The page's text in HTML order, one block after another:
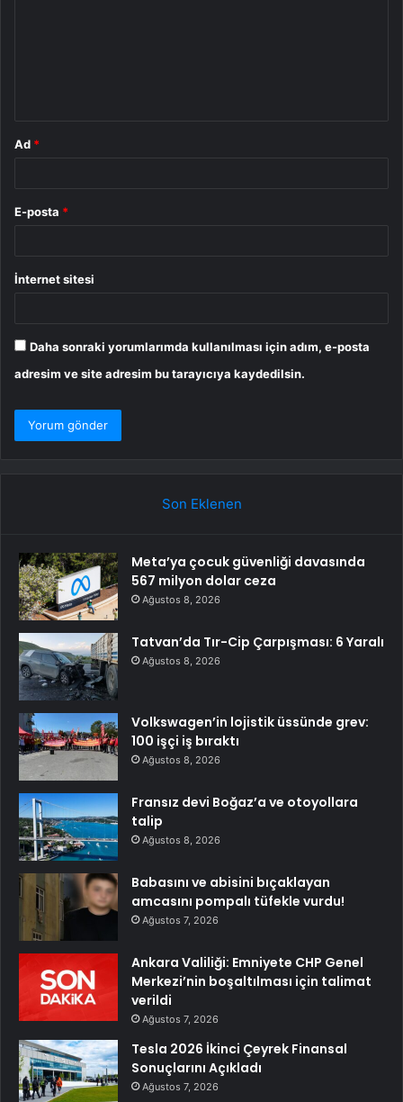
Ad *
E-posta *
İnternet sitesi
Daha sonraki yorumlarımda kullanılması için adım, e-posta
adresim ve site adresim bu tarayıcıya kaydedilsin.
Son Eklenen
Meta’ya çocuk güvenliği davasında
567 milyon dolar ceza
Ağustos 8, 2026
Tatvan’da Tır-Cip Çarpışması: 6 Yaralı
Ağustos 8, 2026
Volkswagen’in lojistik üssünde grev:
100 işçi iş bıraktı
Ağustos 8, 2026
Fransız devi Boğaz’a ve otoyollara
talip
Ağustos 8, 2026
Babasını ve abisini bıçaklayan
amcasını pompalı tüfekle vurdu!
Ağustos 7, 2026
Ankara Valiliği: Emniyete CHP Genel
Merkezi’nin boşaltılması için talimat
verildi
Ağustos 7, 2026
Tesla 2026 İkinci Çeyrek Finansal
Sonuçlarını Açıkladı
Ağustos 7, 2026